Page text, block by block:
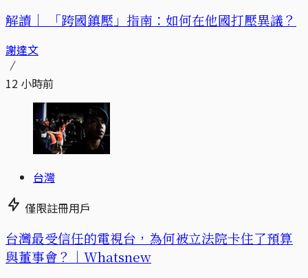
解讀｜ 「跨國鎮壓」指南：如何在他國打壓異議？
謝達文
12 小時前
台灣
僅限註冊用戶
台灣最受信任的電視台，為何被立法院卡住了預算
與董事會？｜Whatsnew